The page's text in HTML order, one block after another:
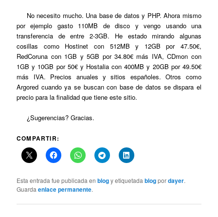
No necesito mucho. Una base de datos y PHP. Ahora mismo
por ejemplo gasto 110MB de disco y vengo usando una
transferencia de entre 2-3GB. He estado mirando algunas
cosillas como Hostinet con 512MB y 12GB por 47.50€,
RedCoruna con 1GB y 5GB por 34.80€ más IVA, CDmon con
1GB y 10GB por 50€ y Hostalia con 400MB y 20GB por 49.50€
más IVA. Precios anuales y sitios españoles. Otros como
Argored cuando ya se buscan con base de datos se dispara el
precio para la finalidad que tiene este sitio.
¿Sugerencias? Gracias.
COMPARTIR:
Esta entrada fue publicada enblogy etiquetadablogpordayer.
Guardaenlace permanente.